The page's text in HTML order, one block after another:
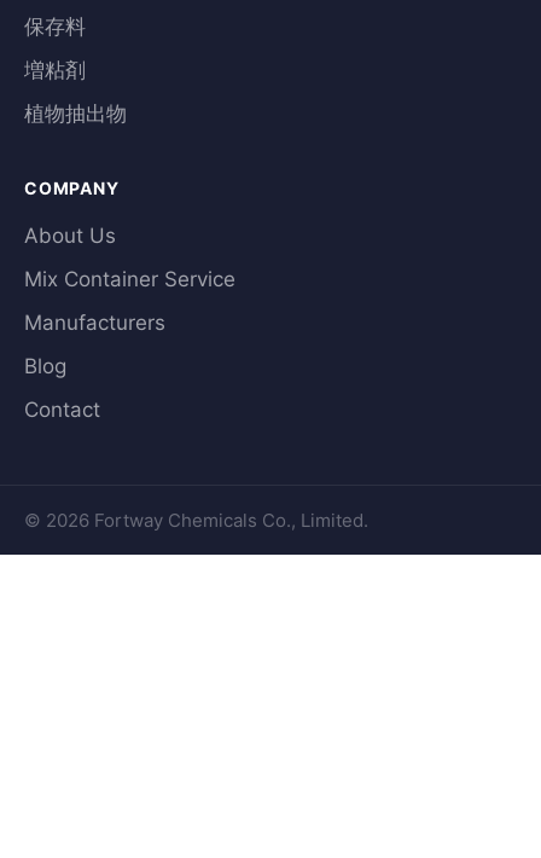
保存料
増粘剤
植物抽出物
COMPANY
About Us
Mix Container Service
Manufacturers
Blog
Contact
© 2026 Fortway Chemicals Co., Limited.